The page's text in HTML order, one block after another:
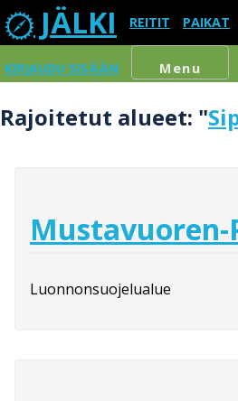
JÄLKI REITIT PAIKAT
KIRJAUDU SISÄÄN Menu
Rajoitetut alueet: "
Luonnonsuojelualue